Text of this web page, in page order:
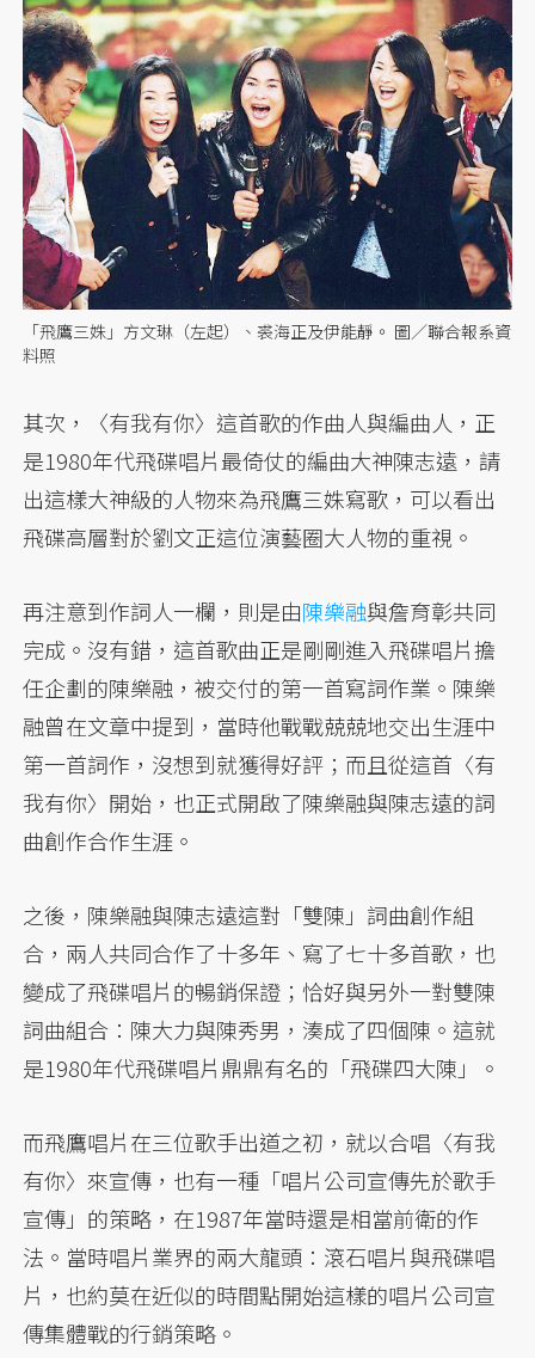
「飛鷹三姝」方文琳（左起）、裘海正及伊能靜。 圖／聯合報系資
料照
其次，〈有我有你〉這首歌的作曲人與編曲人，正
是1980年代飛碟唱片最倚仗的編曲大神陳志遠，請
出這樣大神級的人物來為飛鷹三姝寫歌，可以看出
飛碟高層對於劉文正這位演藝圈大人物的重視。
再注意到作詞人一欄，則是由陳樂融與詹育彰共同
完成。沒有錯，這首歌曲正是剛剛進入飛碟唱片擔
任企劃的陳樂融，被交付的第一首寫詞作業。陳樂
融曾在文章中提到，當時他戰戰兢兢地交出生涯中
第一首詞作，沒想到就獲得好評；而且從這首〈有
我有你〉開始，也正式開啟了陳樂融與陳志遠的詞
曲創作合作生涯。
之後，陳樂融與陳志遠這對「雙陳」詞曲創作組
合，兩人共同合作了十多年、寫了七十多首歌，也
變成了飛碟唱片的暢銷保證；恰好與另外一對雙陳
詞曲組合：陳大力與陳秀男，湊成了四個陳。這就
是1980年代飛碟唱片鼎鼎有名的「飛碟四大陳」。
而飛鷹唱片在三位歌手出道之初，就以合唱〈有我
有你〉來宣傳，也有一種「唱片公司宣傳先於歌手
宣傳」的策略，在1987年當時還是相當前衛的作
法。當時唱片業界的兩大龍頭：滾石唱片與飛碟唱
片，也約莫在近似的時間點開始這樣的唱片公司宣
傳集體戰的行銷策略。